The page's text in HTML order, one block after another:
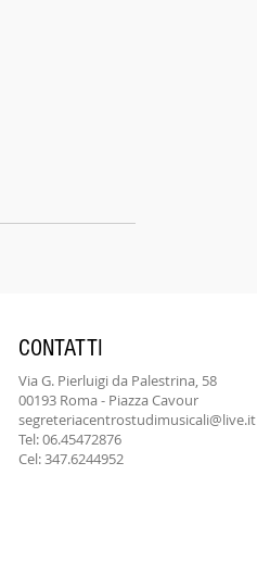
CONTATTI
Via G. Pierluigi da Palestrina, 58
00193 Roma - Piazza Cavour
segreteriacentrostudimusicali@live.it
Tel: 06.45472876
Cel: 347.6244952